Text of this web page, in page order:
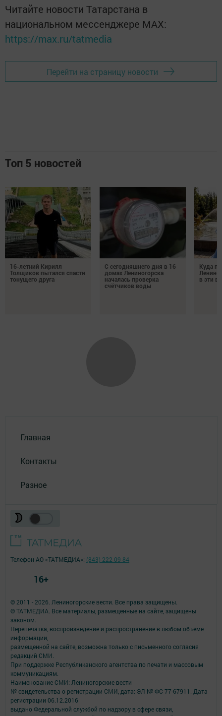
Читайте новости Татарстана в
национальном мессенджере MАХ:
https://max.ru/tatmedia
Перейти на страницу новости
Топ 5 новостей
16-летний Кирилл
Толщиков пытался спасти
тонущего друга
С сегодняшнего дня в 16
домах Лениногорска
началась проверка
счётчиков воды
Куда
в эти
Главная
Контакты
Разное
© 2011 - 2026. Лениногорские вести. Все права защищены.
© ТАТМЕДИА. Все материалы, размещенные на сайте, защищены
законом.
Перепечатка, воспроизведение и распространение в любом объеме
информации,
размещенной на сайте, возможна только с письменного согласия
редакций СМИ.
При поддержке Республиканского агентства по печати и массовым
коммуникациям.
Наименование СМИ: Лениногорские вести
№ свидетельства о регистрации СМИ, дата: ЭЛ № ФС 77-67911. Дата
регистрации 06.12.2016
выдано Федеральной службой по надзору в сфере связи,
Телефон АО «ТАТМЕДИА»: (843) 222 09 84
16+